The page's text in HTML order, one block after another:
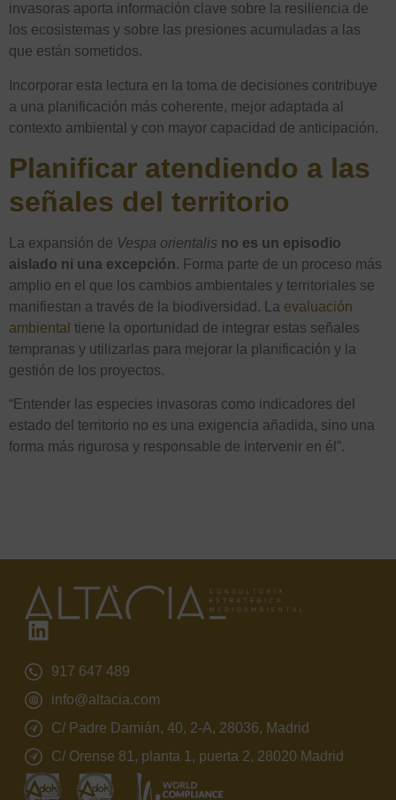
invasoras aporta información clave sobre la resiliencia de
los ecosistemas y sobre las presiones acumuladas a las
que están sometidos.
Incorporar esta lectura en la toma de decisiones contribuye
a una planificación más coherente, mejor adaptada al
contexto ambiental y con mayor capacidad de anticipación.
Planificar atendiendo a las
señales del territorio
La expansión de Vespa orientalis no es un episodio
aislado ni una excepción. Forma parte de un proceso más
amplio en el que los cambios ambientales y territoriales se
manifiestan a través de la biodiversidad. La evaluación
ambiental tiene la oportunidad de integrar estas señales
tempranas y utilizarlas para mejorar la planificación y la
gestión de los proyectos.
“Entender las especies invasoras como indicadores del
estado del territorio no es una exigencia añadida, sino una
forma más rigurosa y responsable de intervenir en él”.
917 647 489
info@altacia.com
C/ Padre Damián, 40, 2-A, 28036, Madrid
C/ Orense 81, planta 1, puerta 2, 28020 Madrid